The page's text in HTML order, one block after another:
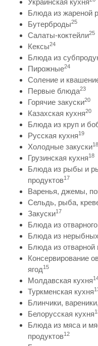
Украинская кухня
Блюда из жареной
Бутерброды25
Салаты-коктейли25
Кексы24
Блюда из
Пирожные24
Соление и
Первые блюда23
Горячие закуски20
Казахская кухня20
Блюда из круп и
Русская кухня19
Холодные закуски18
Грузинская кухня18
Блюда из рыбы и
продуктов17
Варенья, джемы,
Сельдь, рыба,
Закуски17
Блюда из
Блюда из
Блюда из
Консервирование
ягод15
Молдавская кухня
Туркменская кухня
Блинчики,
Белорусская кухня
Блюда из мяса и
продуктов12